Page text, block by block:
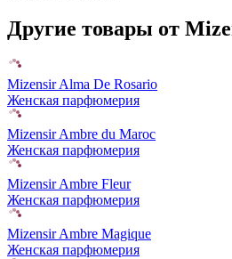
Другие товары от
Mizensir Alma De Rosario
Женская парфюмерия
Mizensir Ambre du Maroc
Женская парфюмерия
Mizensir Ambre Fleur
Женская парфюмерия
Mizensir Ambre Magique
Женская парфюмерия